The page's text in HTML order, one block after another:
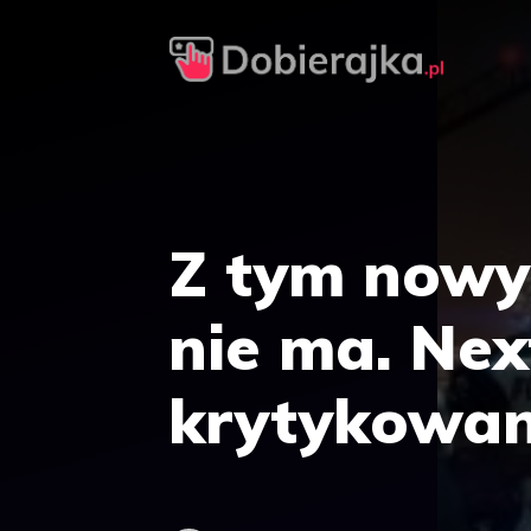
Z tym
nie ma.